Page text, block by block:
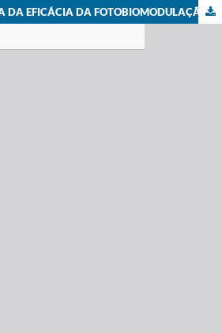
AVALIAÇÃO CLÍNICA DA EFICÁCIA DA FOTOBIOMODULAÇÃO NA SENSIBILIDADE DENTÁRIA PÓS CLAREAMENTO: UM ENSAIO CLÍNICO RANDOMIZADO